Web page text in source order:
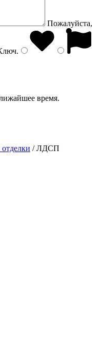
Пожалуйста,
.
время.
/ЛДСП